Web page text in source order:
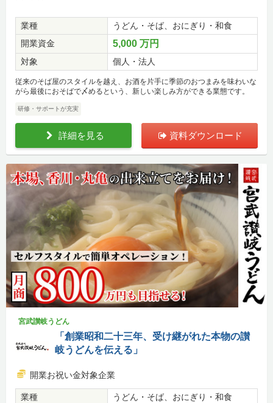
業種
うどん・そば、おにぎり・和食
開業資金
5,000 万円
対象 個人・法人
従来のそば屋のスタイルを越え、お酒を片手に季節のおつまみを味わいな
がら最後におそばで〆めるという、新しい楽しみ方ができる業態です。
研修・サポートが充実
詳細を見る 資料ダウンロード
宮武讃岐うどん
「創業昭和二十三年、受け継がれた本物の讃
岐うどんを伝える」
開業お祝い金対象企業
業種
うどん・そば、おにぎり・和食